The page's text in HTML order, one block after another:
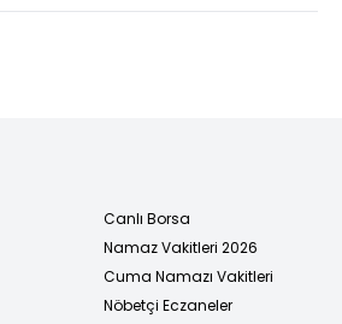
Canlı Borsa
Namaz Vakitleri 2026
Cuma Namazı Vakitleri
Nöbetçi Eczaneler